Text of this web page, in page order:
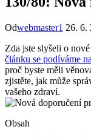
Odwebmaster1 26. 6.
Zda jste slyšeli o
článku se podíváme na
proč byste měli
zjistěte, jak může
vašeho zdraví.
Obsah